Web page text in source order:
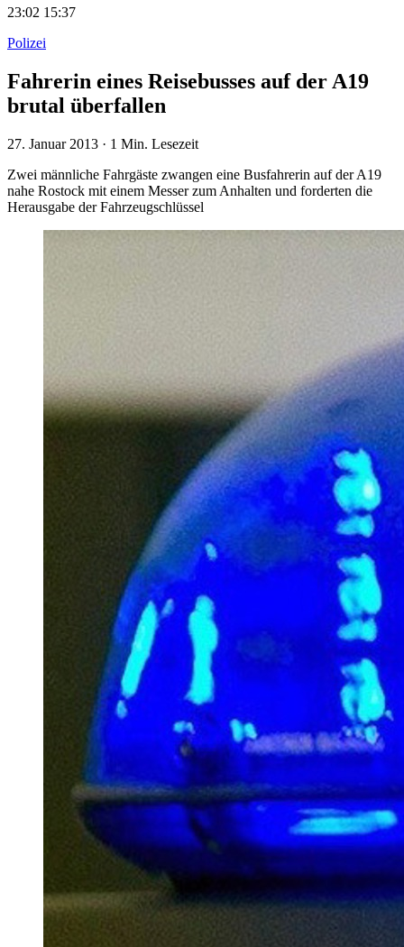
23:02 15:37
Polizei
Fahrerin eines Reisebusses auf der A19
brutal überfallen
27. Januar 2013 · 1 Min. Lesezeit
Zwei männliche Fahrgäste zwangen eine Busfahrerin auf der A19
nahe Rostock mit einem Messer zum Anhalten und forderten die
Herausgabe der Fahrzeugschlüssel